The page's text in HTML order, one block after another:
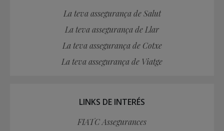
La teva assegurança de Salut
La teva assegurança de Llar
La teva assegurança de Cotxe
La teva assegurança de Viatge
LINKS DE INTERÉS
FIATC Assegurances